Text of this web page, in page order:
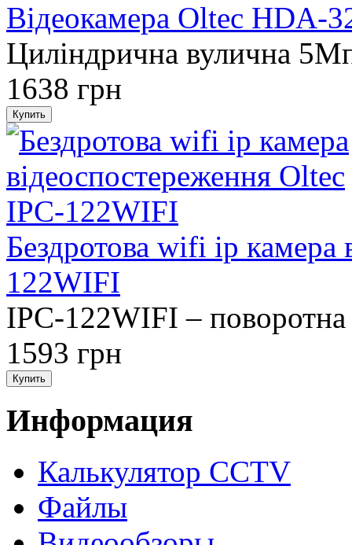
Відеокамера Oltec HDA-
Циліндрична вулична
1638 грн
Бездротова wifi ip камера
122WIFI
IPC-122WIFI –
1593 грн
Информация
Калькулятор CCTV
Файлы